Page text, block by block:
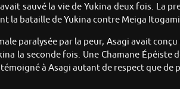
sauvé la vie de Yukina deux fois. La
la bataille de Yukina contre Meiga
paralysée par la peur, Asagi avait
la seconde fois. Une Chamane Épéiste
à Asagi autant de respect que de